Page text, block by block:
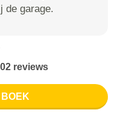
de garage.
reviews